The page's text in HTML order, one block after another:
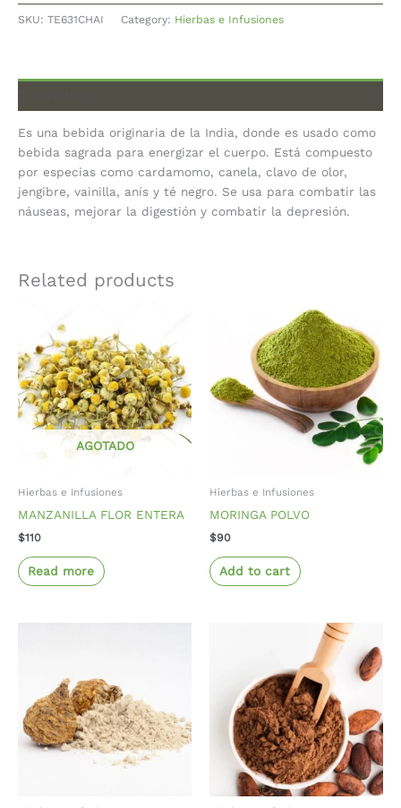
SKU: TE631CHAI Category: Hierbas e Infusiones
Es una bebida originaria de la India, donde es usado como
bebida sagrada para energizar el cuerpo. Está compuesto
por especias como cardamomo, canela, clavo de olor,
jengibre, vainilla, anís y té negro. Se usa para combatir las
náuseas, mejorar la digestión y combatir la depresión.
Related products
AGOTADO
Hierbas e Infusiones
MANZANILLA FLOR ENTERA
$110
Read more
Hierbas e Infusiones
MORINGA POLVO
$90
Add to cart